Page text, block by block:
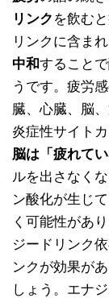
リンク を飲む
リンクに含ま
中和すること
うです。疲労
臓、心臓、脳
炎症性サイト
脳は「疲れて
ルを出さなく
ン酸化が生じて
く可能性があ
ジードリンク
ンクが効果が
しょう。エナ